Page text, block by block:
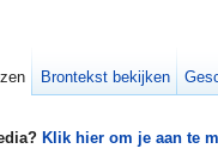
Klik hier om je aan te
Brontekst bekijken